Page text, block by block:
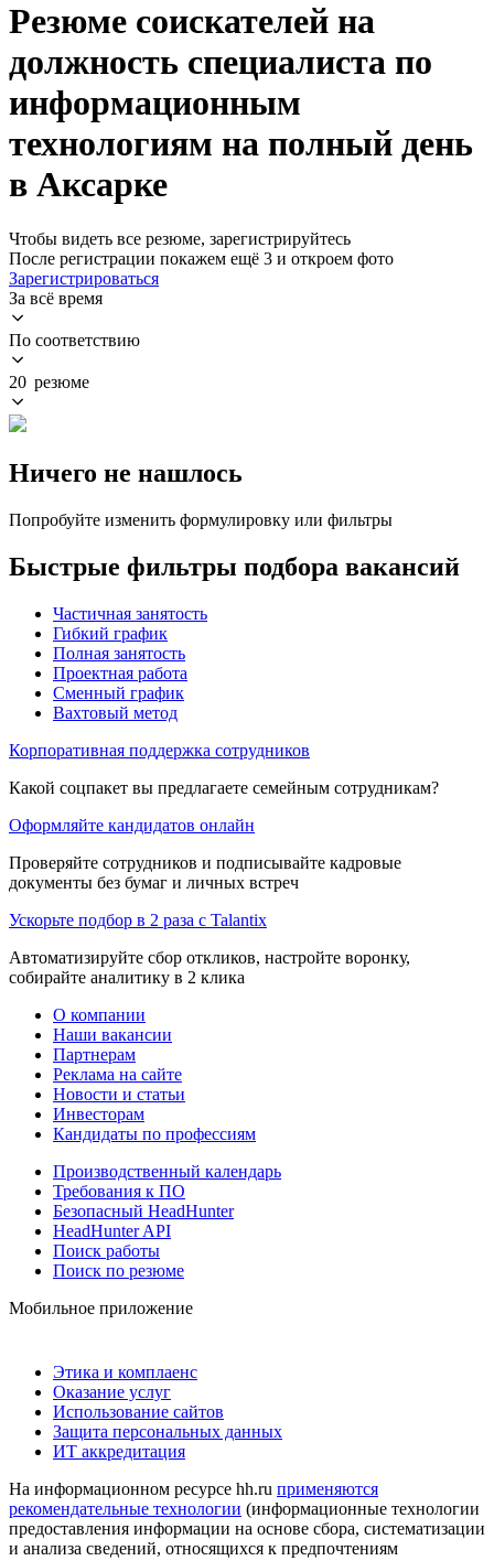
Резюме соискателей на
должность специалиста по
информационным
технологиям на полный день
в Аксарке
Чтобы видеть все резюме, зарегистрируйтесь
После регистрации покажем ещё 3 и откроем фото
Зарегистрироваться
За всё время
По соответствию
20 резюме
Ничего не нашлось
Попробуйте изменить формулировку или фильтры
Быстрые фильтры подбора вакансий
Частичная занятость
Гибкий график
Полная занятость
Проектная работа
Сменный график
Вахтовый метод
Корпоративная поддержка сотрудников
Какой соцпакет вы предлагаете семейным сотрудникам?
Оформляйте кандидатов онлайн
Проверяйте сотрудников и подписывайте кадровые
документы без бумаг и личных встреч
Ускорьте подбор в 2 раза с Talantix
Автоматизируйте сбор откликов, настройте воронку,
собирайте аналитику в 2 клика
О компании
Наши вакансии
Партнерам
Реклама на сайте
Новости и статьи
Инвесторам
Кандидаты по профессиям
Производственный календарь
Требования к ПО
Безопасный HeadHunter
HeadHunter API
Поиск работы
Поиск по резюме
Мобильное приложение
Этика и комплаенс
Оказание услуг
Использование сайтов
Защита персональных данных
ИТ аккредитация
На информационном ресурсе hh.ru применяются
рекомендательные технологии (информационные технологии
предоставления информации на основе сбора, систематизации
и анализа сведений, относящихся к предпочтениям